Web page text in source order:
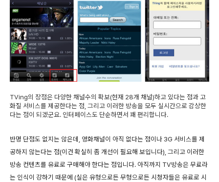
TVing의 장점은 다양한 채널수의 확보(현재 28개 채널)하고 있다는 점과 고
화질 서비스를 제공한다는 점, 그리고 이러한 방송을 모두 실시간으로 감상한
다는 점이 되겠군요. 인터페이스도 단순하면서 꽤 편리합니다.
반명 단점도 없지는 않은데, 영화채널이 아직 없다는 점이나 3G 서비스를 제
공하지 않는다는 점(이건 확실히 좀 개선이 필요해 보입니다), 그리고 이러한
방송 컨텐츠를 유료로 구매해야 한다는 점입니다. 아직까지 TV방송은 무료라
는 인식이 강하기 때문에 (실은 유형으로든 무형으로든 시청자들은 유료로 시